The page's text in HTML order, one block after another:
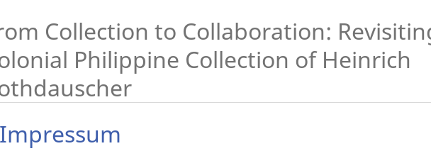
Collection to Collaboration:
Philippine Collection of Heinrich
Impressum